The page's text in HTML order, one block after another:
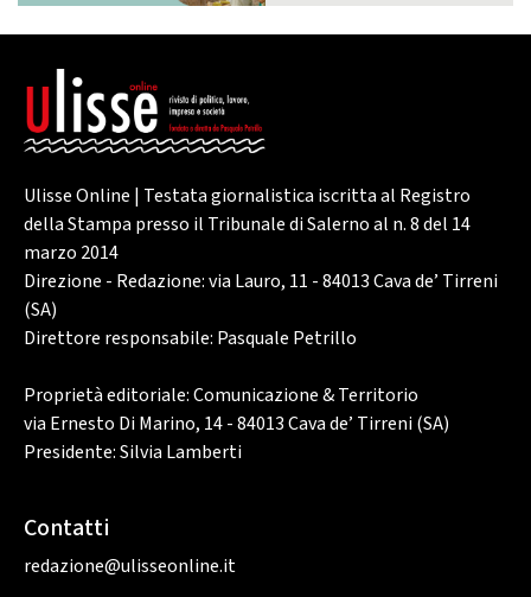
Ulisse Online | Testata giornalistica iscritta al Registro
della Stampa presso il Tribunale di Salerno al n. 8 del 14
marzo 2014
Direzione - Redazione: via Lauro, 11 - 84013 Cava de’ Tirreni
(SA)
Direttore responsabile: Pasquale Petrillo
Proprietà editoriale: Comunicazione & Territorio
via Ernesto Di Marino, 14 - 84013 Cava de’ Tirreni (SA)
Presidente: Silvia Lamberti
Contatti
redazione@ulisseonline.it